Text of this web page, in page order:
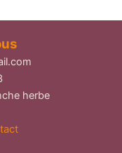
herbe